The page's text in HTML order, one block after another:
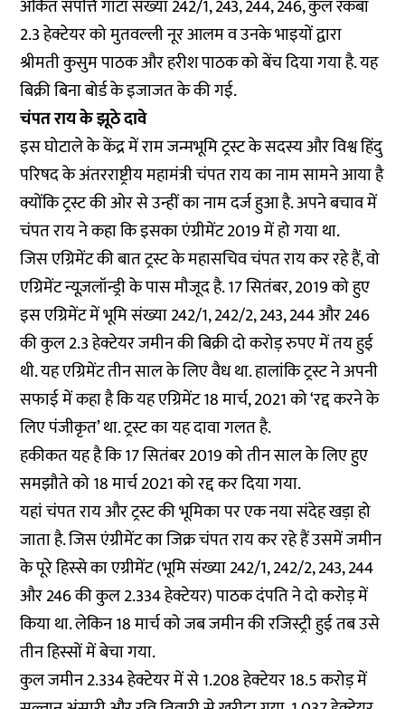
अंकित संपत्ति गाटा संख्या 242/1, 243, 244, 246, कुल रकबा
2.3 हेक्टेयर को मुतवल्ली नूर आलम व उनके भाइयों द्वारा
श्रीमती कुसुम पाठक और हरीश पाठक को बेंच दिया गया है. यह
बिक्री बिना बोर्ड के इजाजत के की गई.
चंपत राय के झूठे दावे
इस घोटाले के केंद्र में राम जन्मभूमि ट्रस्ट के सदस्य और विश्व हिंदु
परिषद के अंतरराष्ट्रीय महामंत्री चंपत राय का नाम सामने आया है
क्योंकि ट्रस्ट की ओर से उन्हीं का नाम दर्ज हुआ है. अपने बचाव में
चंपत राय ने कहा कि इसका एंग्रीमेंट 2019 में हो गया था.
जिस एग्रिमेंट की बात ट्रस्ट के महासचिव चंपत राय कर रहे हैं, वो
एग्रिमेंट न्यूज़लॉन्ड्री के पास मौजूद है. 17 सितंबर, 2019 को हुए
इस एग्रिमेंट में भूमि संख्या 242/1, 242/2, 243, 244 और 246
की कुल 2.3 हेक्टेयर जमीन की बिक्री दो करोड़ रुपए में तय हुई
थी. यह एग्रिमेंट तीन साल के लिए वैध था. हालांकि ट्रस्ट ने अपनी
सफाई में कहा है कि यह एग्रिमेंट 18 मार्च, 2021 को ‘रद्द करने के
लिए पंजीकृत’ था. ट्रस्ट का यह दावा गलत है.
हकीकत यह है कि 17 सितंबर 2019 को तीन साल के लिए हुए
समझौते को 18 मार्च 2021 को रद्द कर दिया गया.
यहां चंपत राय और ट्रस्ट की भूमिका पर एक नया संदेह खड़ा हो
जाता है. जिस एंग्रीमेंट का जिक्र चंपत राय कर रहे हैं उसमें जमीन
के पूरे हिस्से का एग्रीमेंट (भूमि संख्या 242/1, 242/2, 243, 244
और 246 की कुल 2.334 हेक्टेयर) पाठक दंपति ने दो करोड़ में
किया था. लेकिन 18 मार्च को जब जमीन की रजिस्ट्री हुई तब उसे
तीन हिस्सों में बेचा गया.
कुल जमीन 2.334 हेक्टेयर में से 1.208 हेक्टेयर 18.5 करोड़ में